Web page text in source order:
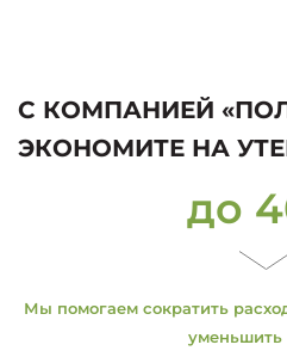
С КОМПАНИЕЙ
ЭКОНОМИТЕ НА
до
Мы помогаем сократить
уменьшить